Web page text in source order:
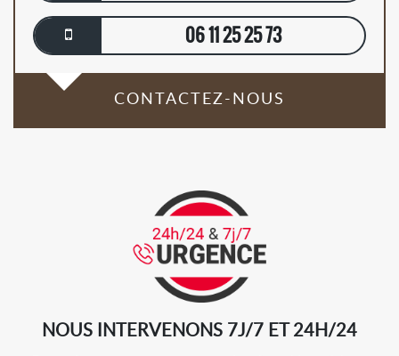
06 11 25 25 73
CONTACTEZ-NOUS
NOUS INTERVENONS 7J/7 ET 24H/24